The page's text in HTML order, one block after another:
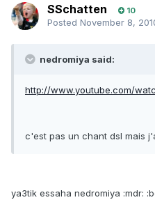
SSchatten 10
Posted November 8,
nedromiya said:
http://www.youtube.com/
c'est pas un chant dsl mais
ya3tik essaha nedromiya :mdr: